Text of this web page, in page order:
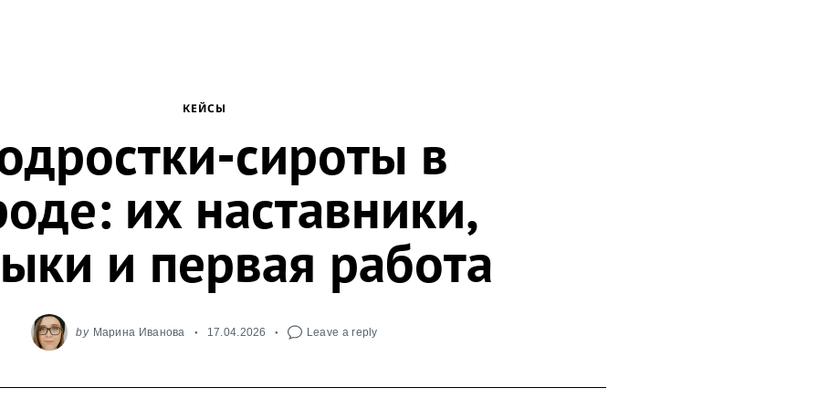
КЕЙСЫ
сироты в
их наставники,
и первая работа
by Марина Иванова 17.04.2026 Leave a reply